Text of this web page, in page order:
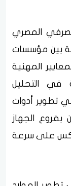
المصري
بين مؤسسات
المهنية
في التحليل
تطوير أدوات
بفروع الجهاز
على سرعة